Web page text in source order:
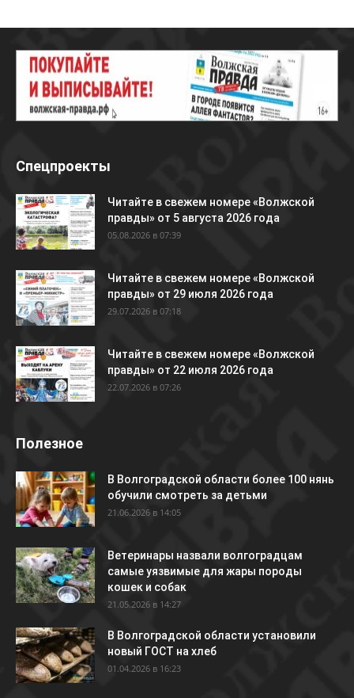
Спецпроекты
Читайте в свежем номере «Волжской
правды» от 5 августа 2026 года
05.08.2026 в 07:39
Читайте в свежем номере «Волжской
правды» от 29 июля 2026 года
29.07.2026 в 07:18
Читайте в свежем номере «Волжской
правды» от 22 июля 2026 года
22.07.2026 в 07:26
Полезное
В Волгоградской области более 100 нянь
обучили смотреть за детьми
21.06.2026 в 14:05
Ветеринары назвали волгоградцам
самые уязвимые для жары породы
кошек и собак
21.05.2026 в 14:27
В Волгоградской области установили
новый ГОСТ на хлеб
01.04.2026 в 16:23